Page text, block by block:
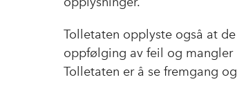
Tolletaten opplyste også at
oppfølging av feil og
Tolletaten er å se fremgang